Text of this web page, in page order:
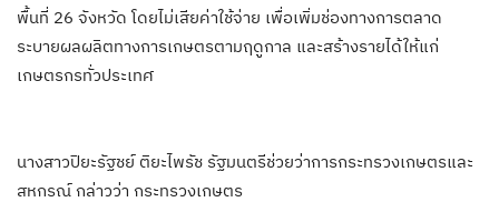
พื้นที่ 26 จังหวัด โดยไม่เสียค่าใช้จ่าย เพื่อเพิ่มช่องทางการตลาด
ระบายผลผลิตทางการเกษตรตามฤดูกาล และสร้างรายได้ให้แก่
เกษตรกรทั่วประเทศ
นางสาวปิยะรัฐชย์ ติยะไพรัช รัฐมนตรีช่วยว่าการกระทรวงเกษตรและ
สหกรณ์ กล่าวว่า กระทรวงเกษตร